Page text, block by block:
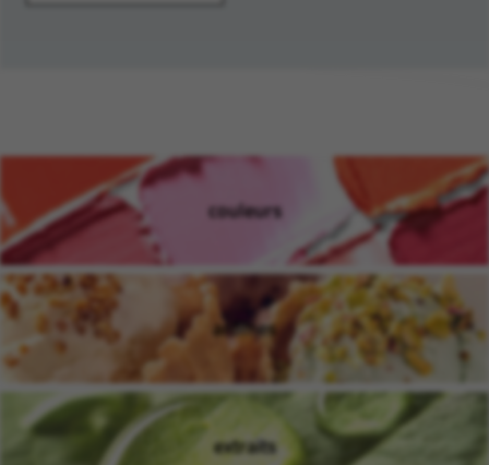
couleurs(ouvre dans une nouvelle
arômes(ouvre dans une nouvelle
extraits